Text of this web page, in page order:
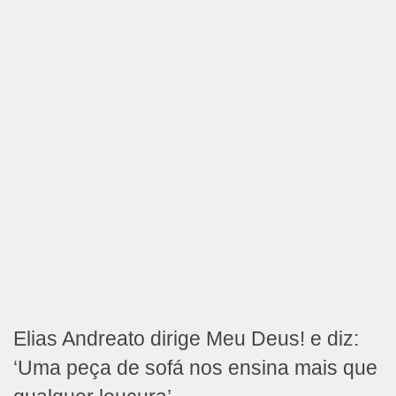
Elias Andreato dirige Meu Deus! e diz:
‘Uma peça de sofá nos ensina mais que